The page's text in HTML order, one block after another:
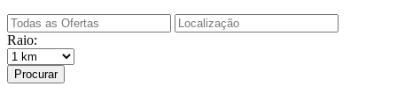
Raio:
Procurar